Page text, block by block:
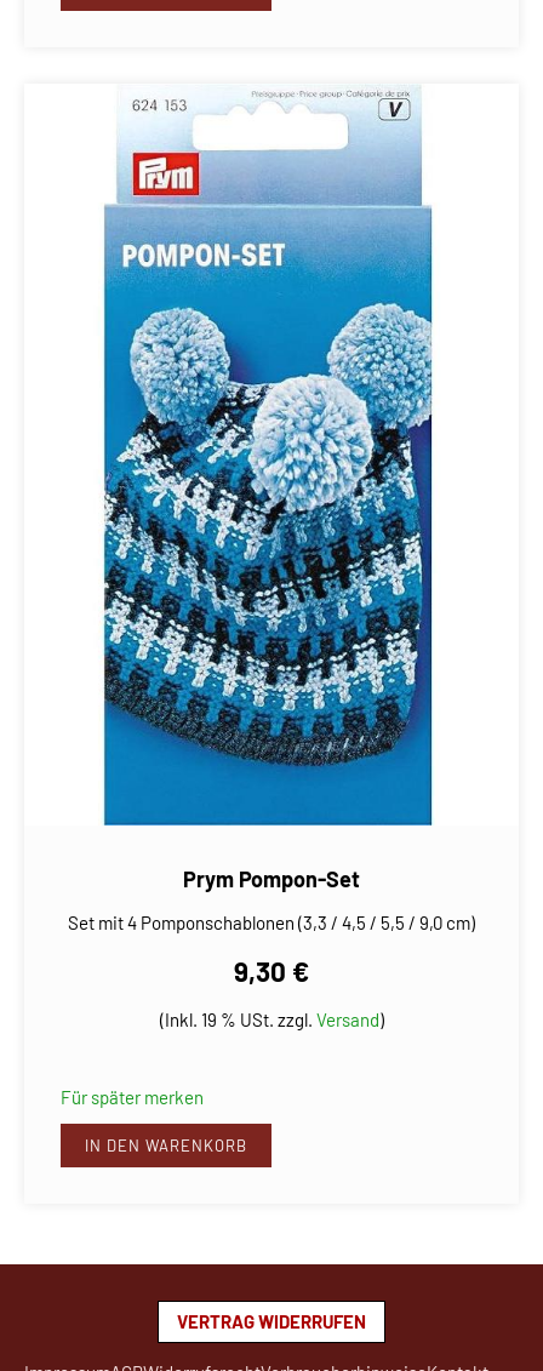
Prym Pompon-Set
Set mit 4 Pomponschablonen (3,3 / 4,5 / 5,5 / 9,0 cm)
9,30 €
(Inkl. 19 % USt. zzgl. Versand)
Für später merken
IN DEN WARENKORB
VERTRAG WIDERRUFEN